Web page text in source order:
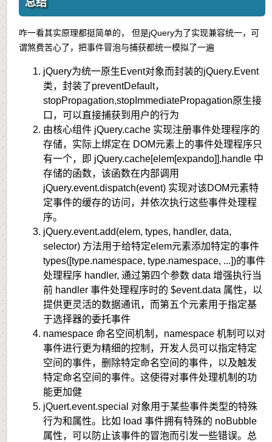
总结
咋一看其实原理都挺简单的， 但是jQuery为了实现兼容统一，可
谓煞费苦心了，把事件冒泡与捕获都统一模拟了一遍
jQuery为统一原生Event对象而封装的jQuery.Event
类，封装了preventDefault，
stopPropagation,stopImmediatePropagation原生接
口，可以直接捕获到用户的行为
由核心组件 jQuery.cache 实现注册事件处理程序的
存储，实际上绑定在 DOM元素上的事件处理程序只
有一个，即 jQuery.cache[elem[expando]].handle 中
存储的函数，该函数在内部调用
jQuery.event.dispatch(event) 实现对该DOM元素特
定事件的缓存的访问，并依次执行这些事件处理程
序。
jQuery.event.add(elem, types, handler, data,
selector) 方法用于给特定elem元素添加特定的事件
types([type.namespace, type.namespace, ...])的事件
处理程序 handler, 通过第四个参数 data 增强执行当
前 handler 事件处理程序时的 $event.data 属性，以
提供更灵活的数据通讯，而第五个元素用于指定基
于选择器的委托事件
namespace 命名空间机制，namespace 机制可以对
事件进行更为精细的控制，开发人员可以指定特定
空间的事件，删除特定命名空间的事件，以及触发
特定命名空间的事件。这使得对事件处理机制的功
能更加健
jQuert.event.special 对象用于某些事件类型的特殊
行为和属性。比如 load 事件拥有特殊的 noBubble
属性，可以防止该事件的冒泡而引发一些错误。总